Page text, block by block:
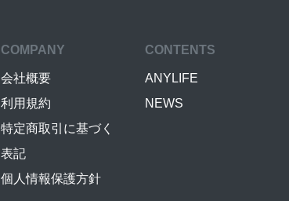
COMPANY
会社概要
利用規約
特定商取引に基づく
表記
個人情報保護方針
CONTENTS
ANYLIFE
NEWS